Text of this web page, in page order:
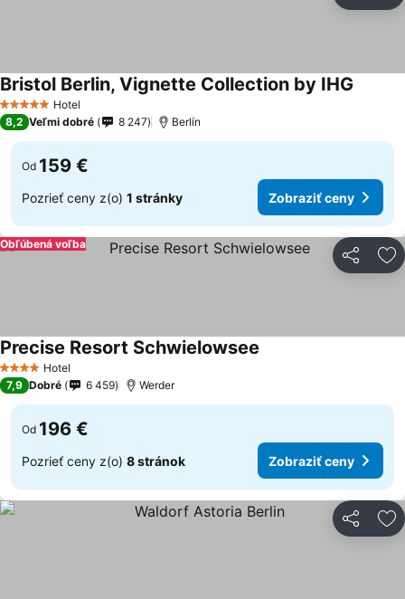
5 Počet hviezdičiek
Hotel
Bristol Berlin, Vignette Collection by IHG
8,2 Veľmi dobré 8 247 Berlín
Od 159 €
Pozrieť ceny z(o) 1 stránky Zobraziť ceny
Zdieľať
Obľúbená voľba
4 Počet hviezdičiek
Hotel
Precise Resort Schwielowsee
7,9 Dobré 6 459 Werder
Od 196 €
Pozrieť ceny z(o) 8 stránok Zobraziť ceny
Zdieľať